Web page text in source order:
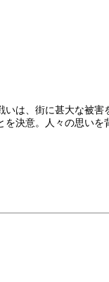
は、街に甚大な被
決意。人々の思い